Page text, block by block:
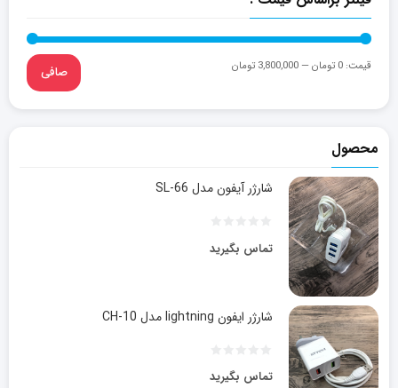
صافی قيمت: 0 تومان —3,800,000 تومان
محصول
شارژر آیفون مدل SL-66
تماس بگیرید
شارژر ایفون lightning مدل CH-10
تماس بگیرید